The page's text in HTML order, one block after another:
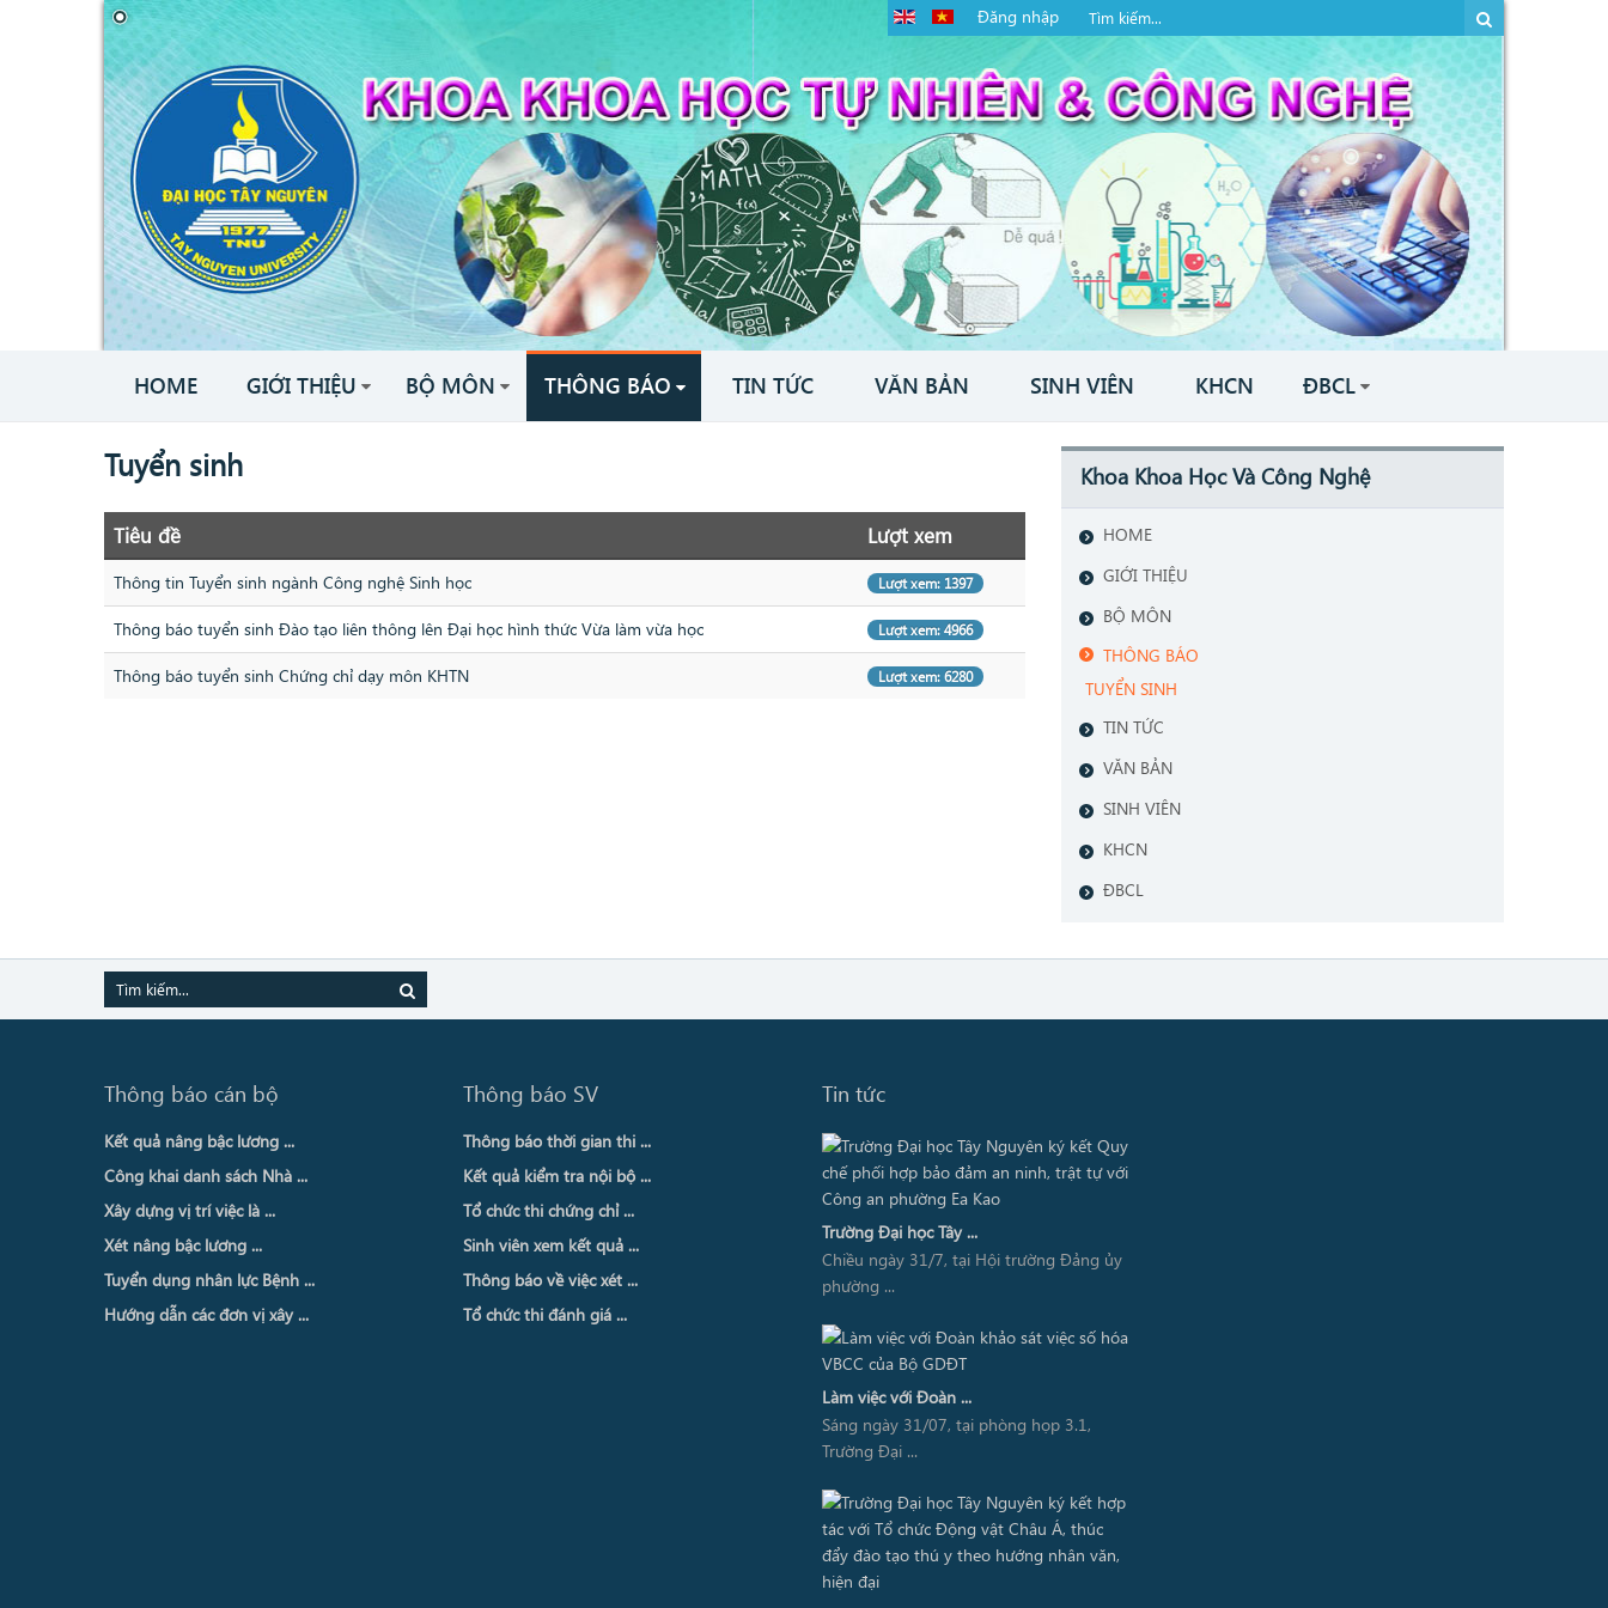
Đăng nhập
HOME GIỚI THIỆU BỘ MÔN THÔNG BÁO TIN TỨC VĂN BẢN SINH VIÊN KHCN ĐBCL
Tuyển sinh
Tiêu đề Lượt xem
Thông tin Tuyển sinh ngành Công nghệ Sinh học Lượt xem: 1397
Thông báo tuyển sinh Đào tạo liên thông lên Đại học hình thức Vừa làm vừa học Lượt xem: 4966
Thông báo tuyển sinh Chứng chỉ dạy môn KHTN Lượt xem: 6280
Khoa Khoa Học Và Công Nghệ
HOME
GIỚI THIỆU
BỘ MÔN
THÔNG BÁO
TUYỂN SINH
TIN TỨC
VĂN BẢN
SINH VIÊN
KHCN
ĐBCL
Thông báo cán bộ
Kết quả nâng bậc lương ...
Công khai danh sách Nhà ...
Xây dựng vị trí việc là ...
Xét nâng bậc lương ...
Tuyển dụng nhân lực Bệnh ...
Hướng dẫn các đơn vị xây ...
Thông báo SV
Thông báo thời gian thi ...
Kết quả kiểm tra nội bộ ...
Tổ chức thi chứng chỉ ...
Sinh viên xem kết quả ...
Thông báo về việc xét ...
Tổ chức thi đánh giá ...
Tin tức
Trường Đại học Tây ...
Chiều ngày 31/7, tại Hội trường Đảng ủy
phường ...
Làm việc với Đoàn ...
Sáng ngày 31/07, tại phòng họp 3.1,
Trường Đại ...